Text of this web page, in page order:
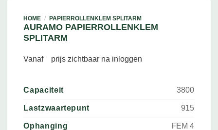
HOME / PAPIERROLLENKLEM SPLITARM
AURAMO PAPIERROLLENKLEM
SPLITARM
Vanaf prijs zichtbaar na inloggen
Capaciteit 3800
Lastzwaartepunt 915
Ophanging FEM 4